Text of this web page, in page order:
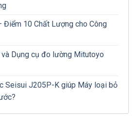
Điểm 10 Chất Lượng cho Công
Dụng cụ đo lường Mitutoyo
Seisui J205P-K giúp Máy loại bỏ